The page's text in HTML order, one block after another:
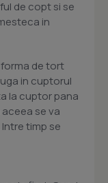
de copt si se
in
de tort
in cuptorul
la cuptor pana
se va
timp se